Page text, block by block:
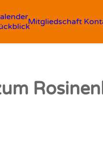
Mitgliedschaft